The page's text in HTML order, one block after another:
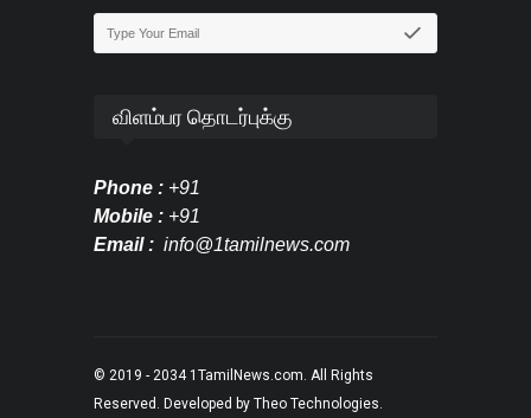
விளம்பர தொடர்புக்கு
Phone : +91
Mobile : +91
Email : info@1tamilnews.com
© 2019 - 2034 1TamilNews.com . All Rights
Reserved. Developed by Theo Technologies